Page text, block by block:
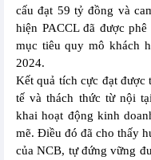
cấu đạt 59 tỷ đồng và
hiện PACCL đã được
mục tiêu quy mô khách
2024.
Kết quả tích cực đạt được
tế và thách thức từ nội
khai hoạt động kinh
mẽ. Điều đó đã cho thấy
của NCB, tự đứng vững